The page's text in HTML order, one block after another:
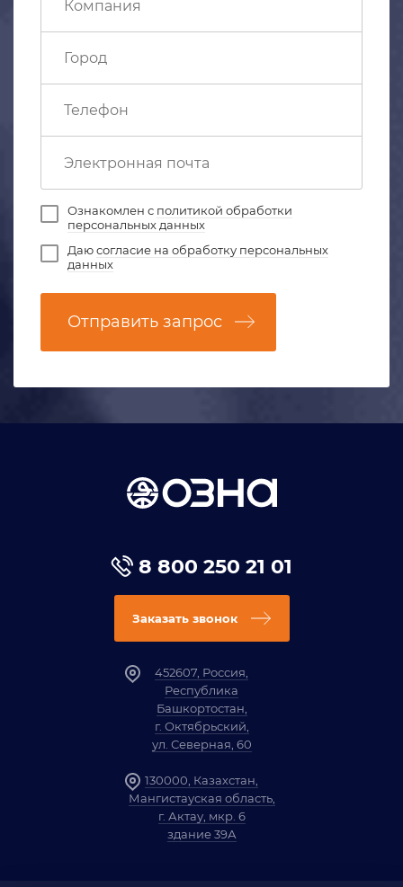
Ознакомлен с политикой обработки
персональных данных
Даюсогласие на обработку персональных
данных
Отправить запрос
8 800 250 21 01
Заказать звонок
452607, Россия,
Республика
Башкортостан,
г. Октябрьский,
ул. Северная, 60
130000, Казахстан,
Мангистауская область,
г. Актау, мкр. 6
здание 39А